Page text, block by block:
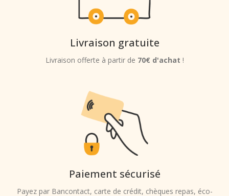
Livraison gratuite
Livraison offerte à partir de 70€ d'achat !
Paiement sécurisé
Payez par Bancontact, carte de crédit, chèques repas, éco-